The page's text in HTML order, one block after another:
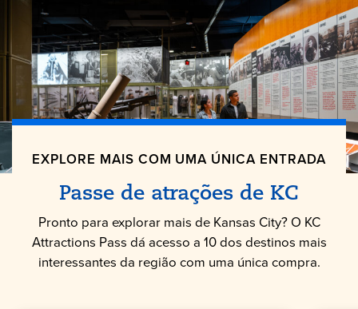
EXPLORE MAIS COM UMA ÚNICA ENTRADA
Passe de atrações de KC
Pronto para explorar mais de Kansas City? O KC
Attractions Pass dá acesso a 10 dos destinos mais
interessantes da região com uma única compra.